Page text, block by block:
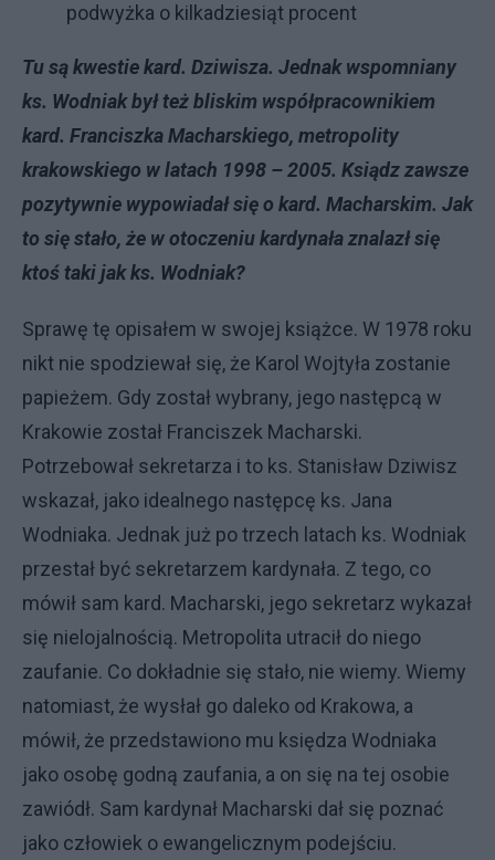
podwyżka o kilkadziesiąt procent
Tu są kwestie kard. Dziwisza. Jednak wspomniany
ks. Wodniak był też bliskim współpracownikiem
kard. Franciszka Macharskiego, metropolity
krakowskiego w latach 1998 – 2005. Ksiądz zawsze
pozytywnie wypowiadał się o kard. Macharskim. Jak
to się stało, że w otoczeniu kardynała znalazł się
ktoś taki jak ks. Wodniak?
Sprawę tę opisałem w swojej książce. W 1978 roku
nikt nie spodziewał się, że Karol Wojtyła zostanie
papieżem. Gdy został wybrany, jego następcą w
Krakowie został Franciszek Macharski.
Potrzebował sekretarza i to ks. Stanisław Dziwisz
wskazał, jako idealnego następcę ks. Jana
Wodniaka. Jednak już po trzech latach ks. Wodniak
przestał być sekretarzem kardynała. Z tego, co
mówił sam kard. Macharski, jego sekretarz wykazał
się nielojalnością. Metropolita utracił do niego
zaufanie. Co dokładnie się stało, nie wiemy. Wiemy
natomiast, że wysłał go daleko od Krakowa, a
mówił, że przedstawiono mu księdza Wodniaka
jako osobę godną zaufania, a on się na tej osobie
zawiódł. Sam kardynał Macharski dał się poznać
jako człowiek o ewangelicznym podejściu.